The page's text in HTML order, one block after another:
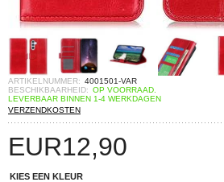
ARTIKELNUMMER: 4001501-VAR
BESCHIKBAARHEID: OP VOORRAAD.
LEVERBAAR BINNEN 1-4 WERKDAGEN
VERZENDKOSTEN
EUR12,90
KIES EEN KLEUR